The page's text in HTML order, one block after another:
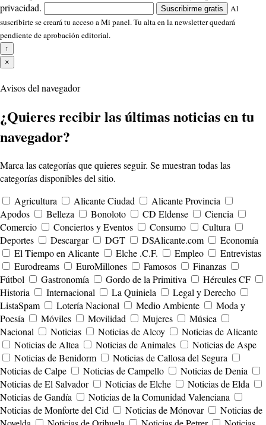
privacidad.
Suscribirme gratis
Al
suscribirte se creará tu acceso a Mi panel. Tu alta en la newsletter quedará
pendiente de aprobación editorial.
↑
×
Avisos del navegador
¿Quieres recibir las últimas noticias en tu
navegador?
Marca las categorías que quieres seguir. Se muestran todas las
categorías disponibles del sitio.
Agricultura
Alicante Ciudad
Alicante Provincia
Apodos
Belleza Bonoloto CD Eldense
Ciencia
Comercio
Conciertos y Eventos Consumo
Cultura
Deportes
Descargar DGT DSAlicante.com
Economía
El Tiempo en Alicante
Elche .C.F. Empleo
Entrevistas
Eurodreams
EuroMillones Famosos
Finanzas
Fútbol
Gastronomía Gordo de la Primitiva
Hércules CF
Historia
Internacional La Quiniela
Legal y Derecho
ListaSpam
Lotería Nacional Medio Ambiente
Moda y
Poesía
Móviles Movilidad Mujeres
Música
Nacional
Noticias Noticias de Alcoy
Noticias de Alicante
Noticias de Altea
Noticias de Animales
Noticias de Aspe
Noticias de Benidorm
Noticias de Callosa del Segura
Noticias de Calpe
Noticias de Campello
Noticias de Denia
Noticias de El Salvador
Noticias de Elche
Noticias de Elda
Noticias de Gandía
Noticias de la Comunidad Valenciana
Noticias de Monforte del Cid
Noticias de Mónovar
Noticias de